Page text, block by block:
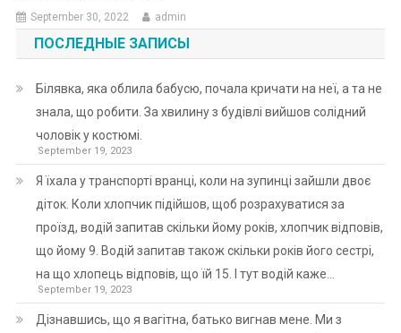
September 30, 2022 admin
ПОСЛЕДНЫЕ ЗАПИСЫ
Білявка, яка облила бабусю, почала кричати на неї, а та не
знала, що робити. За хвилину з будівлі вийшов солідний
чоловік у костюмі.
September 19, 2023
Я їхала у транспорті вранці, коли на зупинці зайшли двоє
діток. Коли хлопчик підійшов, щоб розрахуватися за
проїзд, водій запитав скільки йому років, хлопчик відповів,
що йому 9. Водій запитав також скільки років його сестрі,
на що хлопець відповів, що їй 15. І тут водій каже…
September 19, 2023
Дізнавшись, що я вагітна, батько вигнав мене. Ми з